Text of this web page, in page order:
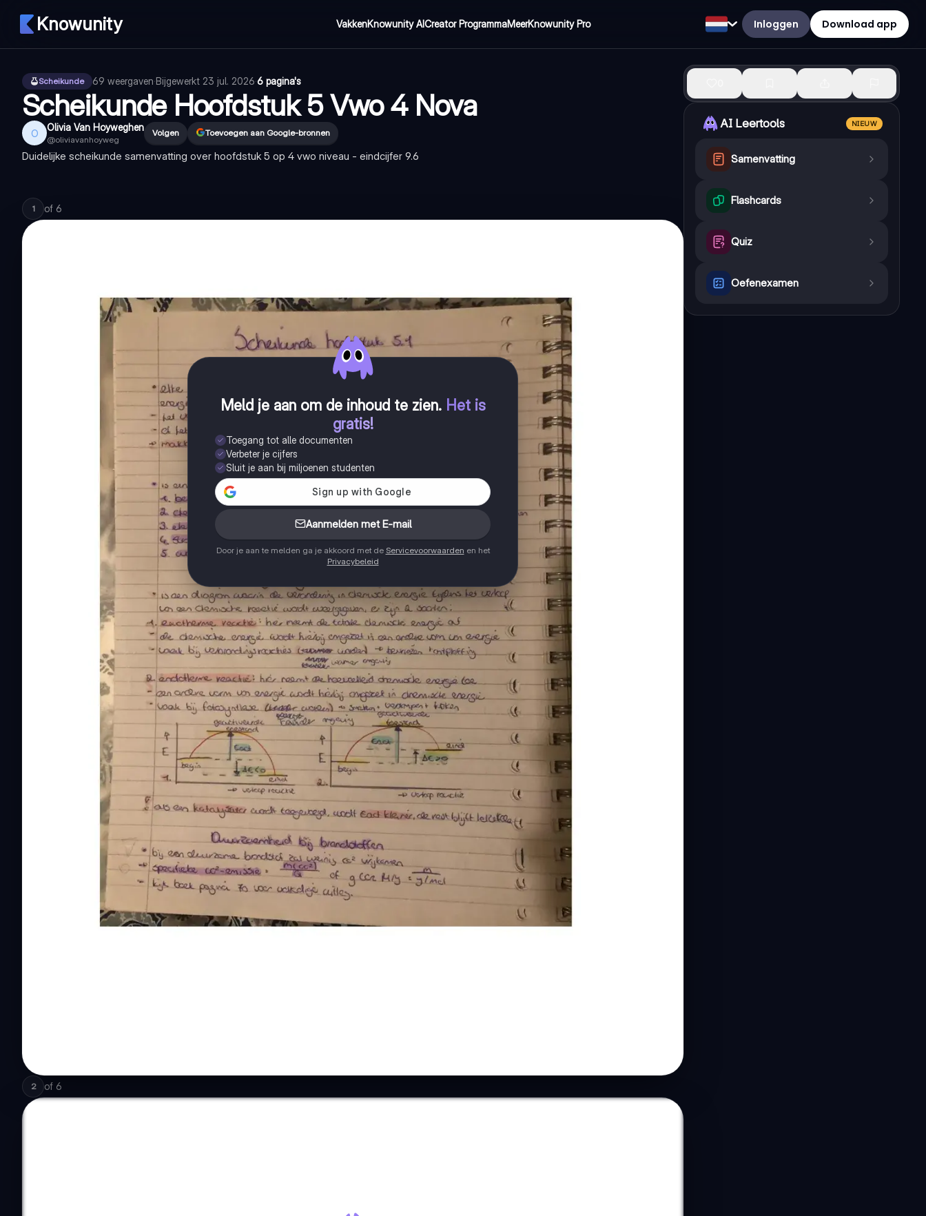
Knowunity VakkenKnowunity AICreator ProgrammaMeerKnowunity Pro Inloggen Download app
Scheikunde 69 weergaven·Bijgewerkt 23 jul. 2026·6 pagina's
Scheikunde Hoofdstuk 5 Vwo 4 Nova
O Olivia Van Hoyweghen
@oliviavanhoyweg
Volgen Toevoegen aan Google-bronnen
Duidelijke scheikunde samenvatting over hoofdstuk 5 op 4 vwo niveau - eindcijfer 9.6
1 of 6
Meld je aan om de inhoud te zien. Het is
gratis!
Toegang tot alle documenten
Verbeter je cijfers
Sluit je aan bij miljoenen studenten
Aanmelden met E-mail
Door je aan te melden ga je akkoord met de Servicevoorwaarden en het
Privacybeleid
2 of 6
AI Leertools NIEUW
Samenvatting
Flashcards
Quiz
Oefenexamen